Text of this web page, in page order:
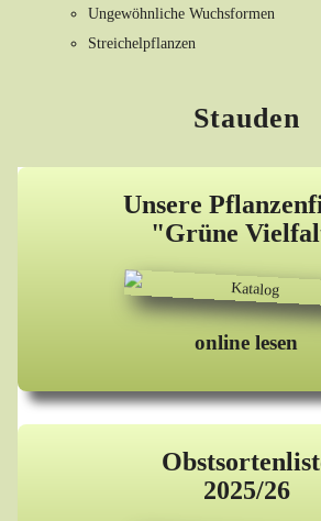
Ungewöhnliche Wuchsformen
Streichelpflanzen
Unsere
"Grüne
online lesen
2025/26
Stauden